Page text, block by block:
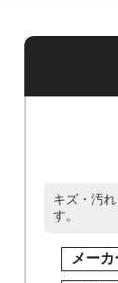
キズ・汚
す。
メーカ